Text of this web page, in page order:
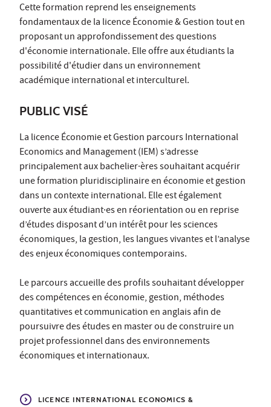
Cette formation reprend les enseignements
fondamentaux de la licence Économie & Gestion tout en
proposant un approfondissement des questions
d'économie internationale. Elle offre aux étudiants la
possibilité d'étudier dans un environnement
académique international et interculturel.
PUBLIC VISÉ
La licence Économie et Gestion parcours International
Economics and Management (IEM) s’adresse
principalement aux bachelier·ères souhaitant acquérir
une formation pluridisciplinaire en économie et gestion
dans un contexte international. Elle est également
ouverte aux étudiant·es en réorientation ou en reprise
d’études disposant d’un intérêt pour les sciences
économiques, la gestion, les langues vivantes et l’analyse
des enjeux économiques contemporains.
Le parcours accueille des profils souhaitant développer
des compétences en économie, gestion, méthodes
quantitatives et communication en anglais afin de
poursuivre des études en master ou de construire un
projet professionnel dans des environnements
économiques et internationaux.
LICENCE INTERNATIONAL ECONOMICS &